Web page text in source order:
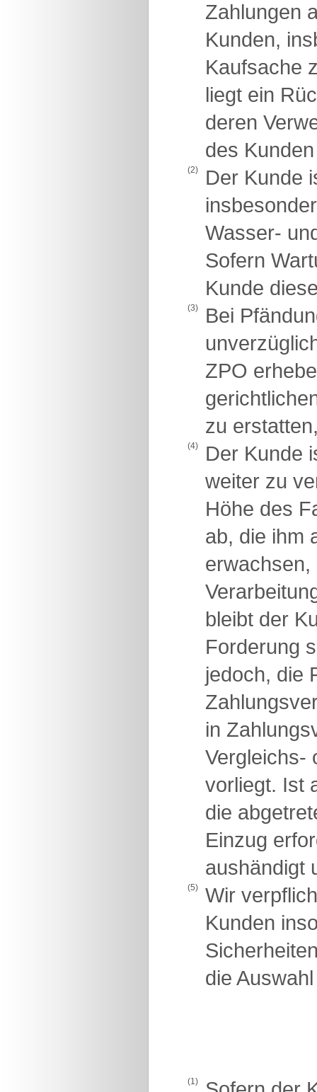
Zahlungen
Kunden,
Kaufsache
liegt ein
deren
des
(2)
Der Kunde
Wasser-
Sofern
Kunde
(3)
Bei
ZPO
zu
(4)
Der Kunde
weiter zu
Höhe des
ab, die ihm
erwachsen,
bleibt der
Forderung
jedoch, die
in
Vergleichs-
vorliegt. Ist
die
Einzug
aushändigt
(5)
Wir
Kunden
die
(1)